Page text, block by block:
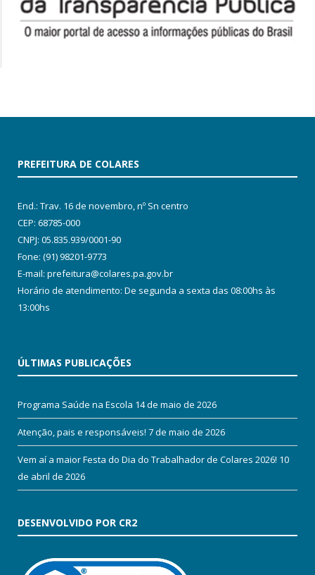
PREFEITURA DE COLARES
End.: Trav. 16 de novembro, nº Sn centro
CEP: 68785-000
CNPJ: 05.835.939/0001-90
Fone: (91) 98201-9773
E-mail: prefeitura@colares.pa.gov.br
Horário de atendimento: De segunda a sexta das 08:00hs às
13:00hs
ÚLTIMAS PUBLICAÇÕES
Programa Saúde na Escola 14 de maio de 2026
Atenção, pais e responsáveis! 7 de maio de 2026
Vem aí a maior Festa do Dia do Trabalhador de Colares 2026! 10
de abril de 2026
DESENVOLVIDO POR CR2